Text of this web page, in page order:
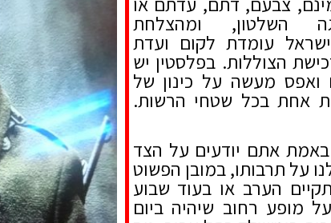
השלטון, ומהצלחת
עומדת לקום ועדת
הצוללות. בפלסטין יש
ואפס מעשה על כינון של
אחת בכל שטחי הרשות.
אתם יודעים על הצד
על תרבותו, במובן הפשוט
הערב או בעוד שבוע
מופע רחוב שיהיה ביום